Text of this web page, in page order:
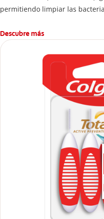
permitiendo limpiar las
Descubre más